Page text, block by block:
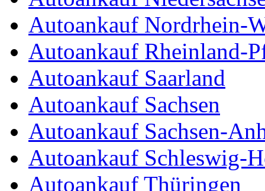
Autoankauf Nordrhein-
Autoankauf Rheinland-
Autoankauf Saarland
Autoankauf Sachsen
Autoankauf Sachsen-
Autoankauf Schleswig-
Autoankauf Thüringen